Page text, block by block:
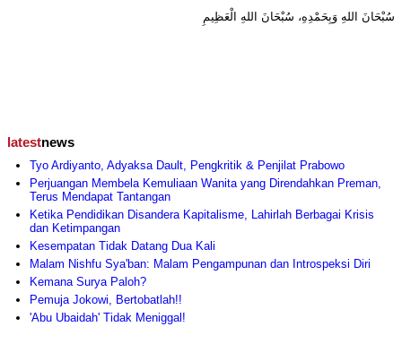
سُبْحَانَ اللهِ وَبِحَمْدِهِ، سُبْحَانَ اللهِ الْعَظِيمِ
latestnews
Tyo Ardiyanto, Adyaksa Dault, Pengkritik & Penjilat Prabowo
Perjuangan Membela Kemuliaan Wanita yang Direndahkan Preman,
Terus Mendapat Tantangan
Ketika Pendidikan Disandera Kapitalisme, Lahirlah Berbagai Krisis
dan Ketimpangan
Kesempatan Tidak Datang Dua Kali
Malam Nishfu Sya'ban: Malam Pengampunan dan Introspeksi Diri
Kemana Surya Paloh?
Pemuja Jokowi, Bertobatlah!!
'Abu Ubaidah' Tidak Meniggal!